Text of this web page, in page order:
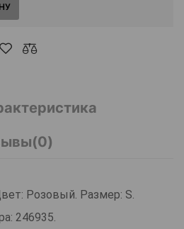
Розовый. Размер: S.
246935.